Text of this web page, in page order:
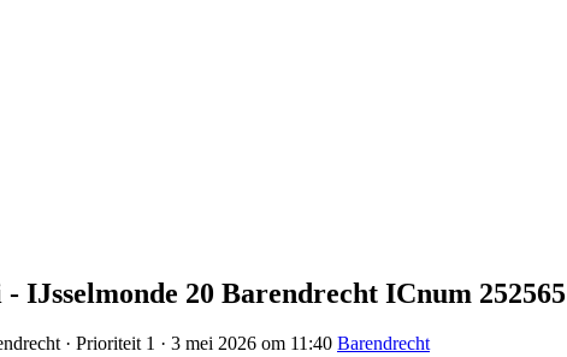
IJsselmonde 20 Barendrecht ICnum 252565
· Prioriteit 1 · 3 mei 2026 om 11:40 Barendrecht